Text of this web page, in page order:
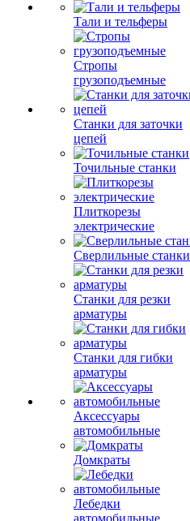
Тали и тельферы
Стропы
грузоподъемные
Станки для заточки
цепей
Точильные станки
Плиткорезы
электрические
Сверлильные станки
Станки для резки
арматуры
Станки для гибки
арматуры
Аксессуары
автомобильные
Домкраты
Лебедки
автомобильные